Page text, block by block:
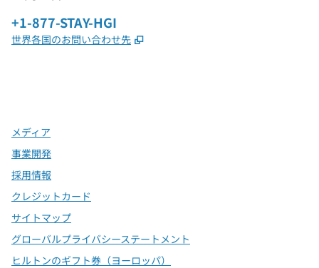
電話：
+1-877-STAY-HGI
世界各国のお問い合わせ先 ,
メディア
事業開発
採用情報
クレジットカード
サイトマップ
グローバルプライバシーステートメント
ヒルトンのギフト券（ヨーロッパ）